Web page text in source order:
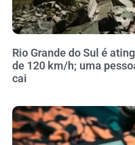
Rio Grande do Sul é
de 120 km/h; uma
cai